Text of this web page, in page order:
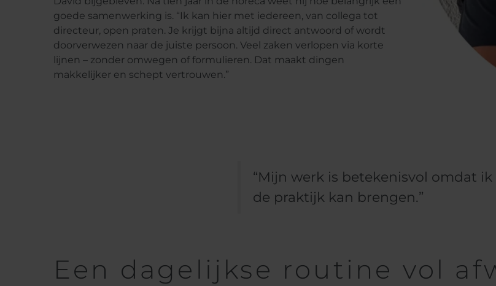
goede samenwerking is. “Ik kan hier met iedereen, van collega tot
directeur, open praten. Je krijgt bijna altijd direct antwoord of wordt
doorverwezen naar de juiste persoon. Veel zaken verlopen via korte
lijnen – zonder omwegen of formulieren. Dat maakt dingen
makkelijker en schept vertrouwen.”
“Mijn werk is betekenisvol omdat
de praktijk kan brengen.”
Een dagelijkse routine vol